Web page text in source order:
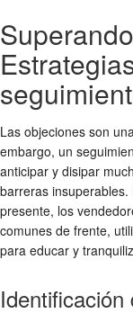
Las objeciones son
embargo, un
anticipar y disipar
barreras
presente, los
comunes de frente,
para educar y